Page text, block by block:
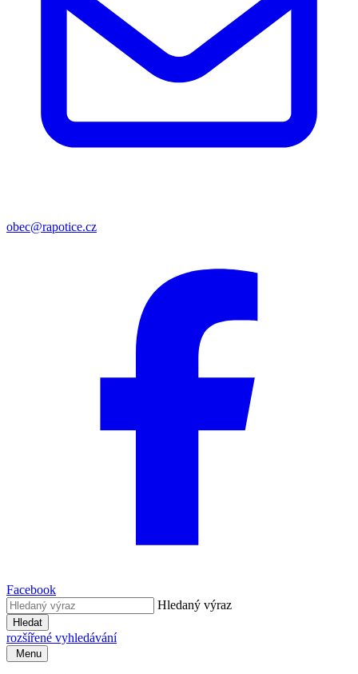
obec@rapotice.cz
Facebook
Hledaný výraz
Hledat
rozšířené vyhledávání
Menu